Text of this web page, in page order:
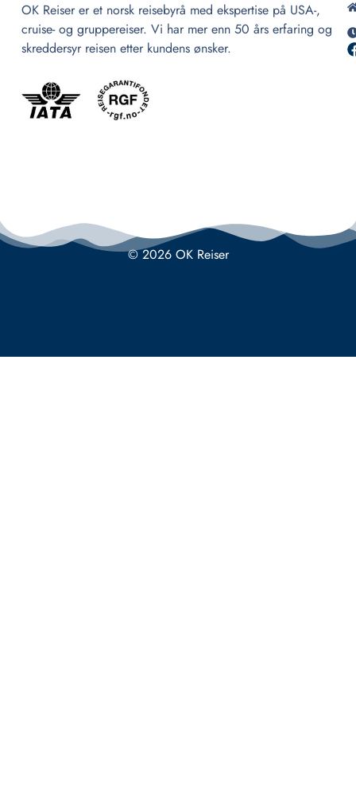
OK Reiser er et norsk reisebyrå med ekspertise på USA-,
cruise- og gruppereiser. Vi har mer enn 50 års erfaring og
skreddersyr reisen etter kundens ønsker.
© 2026 OK Reiser